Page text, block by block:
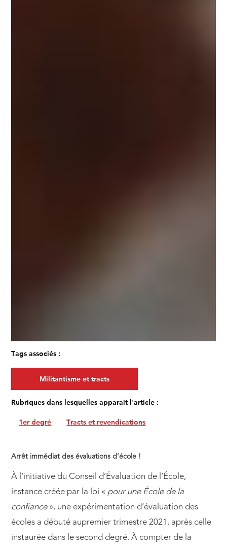
Tags associés :
Militantisme et tracts
Rubriques dans lesquelles apparait l'article :
1er degré Tracts et revendications
Arrêt immédiat des évaluations d’école !
À l’initiative du Conseil d’Évaluation de l’École,
instance créée par la loi « pour une École de la
confiance », une expérimentation d’évaluation des
écoles a débuté aupremier trimestre 2021, après celle
instaurée dans le second degré. À compter de la